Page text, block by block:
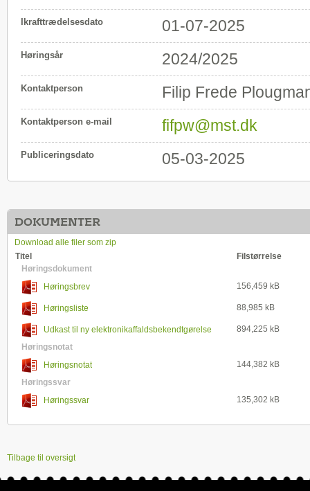
Ikrafttrædelsesdato 01-07-2025
Høringsår 2024/2025
Kontaktperson Filip Frede
Kontaktperson e-mail fifpw@mst.dk
Publiceringsdato 05-03-2025
DOKUMENTER
Download alle filer som zip
Titel
Filstørrelse
Høringsdokument
Høringsbrev
156,459 kB
Høringsliste 88,985 kB
Udkast til ny elektronikaffaldsbekendtgørelse
894,225 kB
Høringsnotat
Høringsnotat
144,382 kB
Høringssvar
Høringssvar
135,302 kB
Tilbage til oversigt